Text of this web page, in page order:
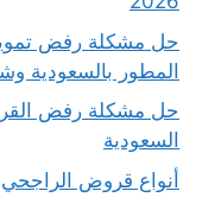
حل مشكلة رفض
المطور بالسعودية
حل مشكلة رفض
السعودية
أنواع قروض الراجحي